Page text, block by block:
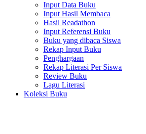
Input Data Buku
Input Hasil Membaca
Hasil Readathon
Input Referensi Buku
Buku yang dibaca Siswa
Rekap Input Buku
Penghargaan
Rekap Literasi Per Siswa
Review Buku
Lagu Literasi
Koleksi Buku